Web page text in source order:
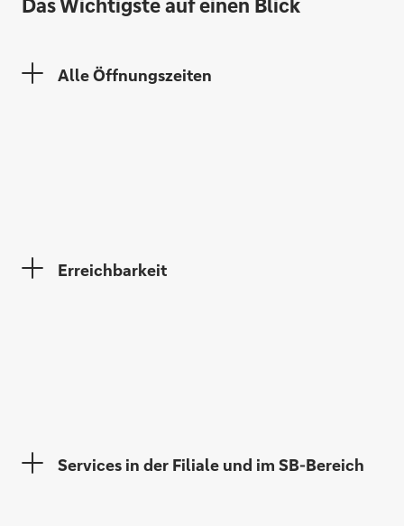
Alle Öffnungszeiten
Erreichbarkeit
Services in der Filiale und im SB-Bereich